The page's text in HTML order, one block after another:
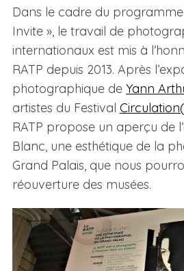
Dans le cadre du programme
Invite », le travail de
internationaux est mis à
RATP depuis 2013. Après
photographique de Yann
artistes du Festival
RATP propose un aperçu de
Blanc, une esthétique de la
Grand Palais, que nous
réouverture des musées.